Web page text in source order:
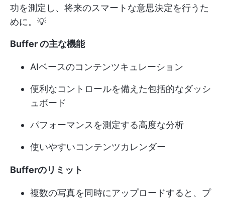
功を測定し、将来のスマートな意思決定を行うた
めに。💡
Buffer の主な機能
AIベースのコンテンツキュレーション
便利なコントロールを備えた包括的なダッシ
ュボード
パフォーマンスを測定する高度な分析
使いやすいコンテンツカレンダー
Bufferのリミット
複数の写真を同時にアップロードすると、プ